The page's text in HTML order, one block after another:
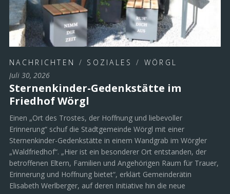
NACHRICHTEN / SOZIALES / WÖRGL
Juli 30, 2026
Sternenkinder-Gedenkstätte im
Friedhof Wörgl
Einen „Ort des Trostes, der Hoffnung und liebevoller
Erinnerung“ schuf die Stadtgemeinde Wörgl mit einer
Sternenkinder-Gedenkstätte in einem Wandgrab im Wörgler
„Waldfriedhof“. „Hier ist ein besonderer Ort entstanden, der
betroffenen Eltern, Familien und Angehörigen Raum für Trauer,
Erinnerung und Hoffnung bietet“, erklärt Gemeinderätin
Elisabeth Werlberger, auf deren Initiative hin die neue